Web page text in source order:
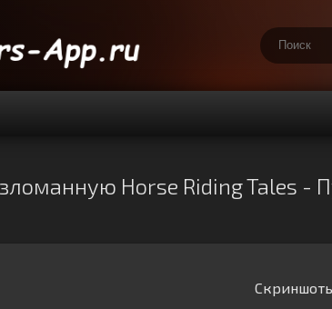
Horse Riding Tales -